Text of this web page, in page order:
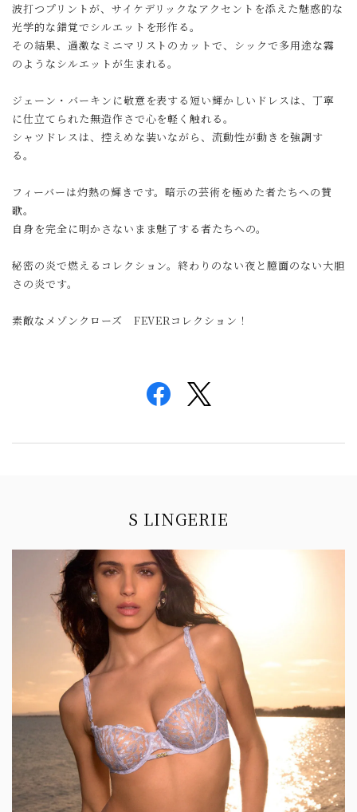
波打つプリントが、サイケデリックなアクセントを添えた魅惑的な
光学的な錯覚でシルエットを形作る。
その結果、過激なミニマリストのカットで、シックで多用途な霧
のようなシルエットが生まれる。
ジェーン・バーキンに敬意を表する短い輝かしいドレスは、丁寧
に仕立てられた無造作さで心を軽く触れる。
シャツドレスは、控えめな装いながら、流動性が動きを強調す
る。
フィーバーは灼熱の輝きです。暗示の芸術を極めた者たちへの賛
歌。
自身を完全に明かさないまま魅了する者たちへの。
秘密の炎で燃えるコレクション。終わりのない夜と臆面のない大胆
さの炎です。
素敵なメゾンクローズ FEVERコレクション！
S LINGERIE